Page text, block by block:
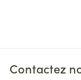
Contactez